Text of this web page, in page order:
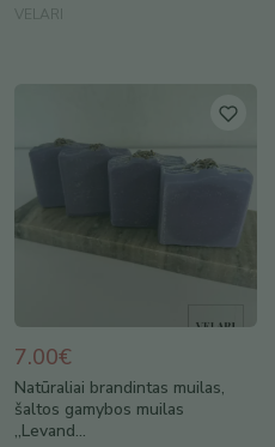
VELARI
7.00€
Natūraliai brandintas muilas,
šaltos gamybos muilas
,,Levand...